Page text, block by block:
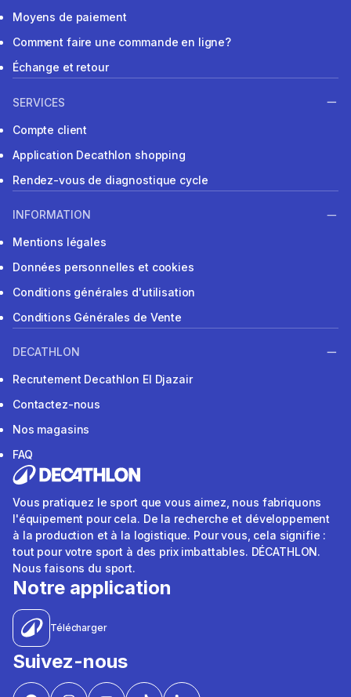
Moyens de paiement
Comment faire une commande en ligne?
Échange et retour
SERVICES
Compte client
Application Decathlon shopping
Rendez-vous de diagnostique cycle
INFORMATION
Mentions légales
Données personnelles et cookies
Conditions générales d'utilisation
Conditions Générales de Vente
DECATHLON
Recrutement Decathlon El Djazair
Contactez-nous
Nos magasins
FAQ
Vous pratiquez le sport que vous aimez, nous fabriquons
l'équipement pour cela. De la recherche et développement
à la production et à la logistique. Pour vous, cela signifie :
tout pour votre sport à des prix imbattables. DÉCATHLON.
Nous faisons du sport.
Notre application
Télécharger
Suivez-nous